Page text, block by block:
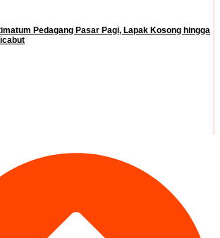
Pedagang Pasar Pagi, Lapak Kosong hingga